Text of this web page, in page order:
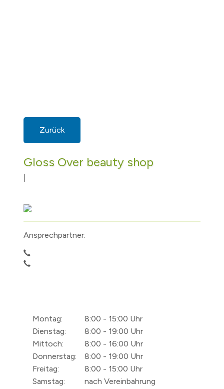
Zurück
Gloss Over beauty shop
Ansprechpartner:
Montag:
8:00 - 15:00 Uhr
Dienstag:
8:00 - 19:00 Uhr
Mittoch:
8:00 - 16:00 Uhr
Donnerstag:
8:00 - 19:00 Uhr
Freitag:
8:00 - 15:00 Uhr
Samstag:
nach Vereinbahrung